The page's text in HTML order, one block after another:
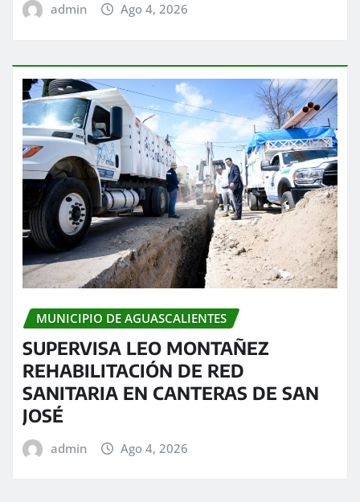
admin Ago 4, 2026
MUNICIPIO DE AGUASCALIENTES
SUPERVISA LEO MONTAÑEZ
REHABILITACIÓN DE RED
SANITARIA EN CANTERAS DE SAN
JOSÉ
admin Ago 4, 2026